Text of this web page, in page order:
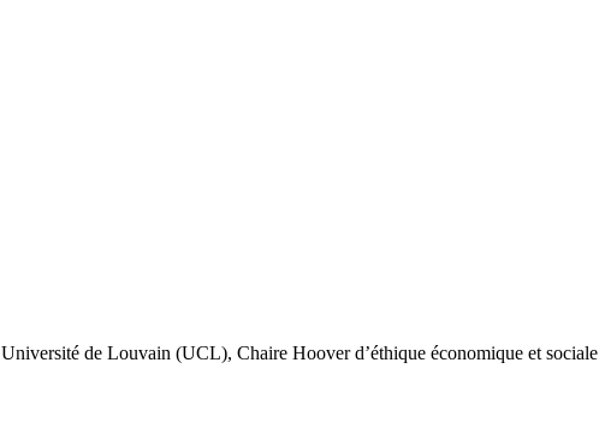
Université de Louvain (UCL), Chaire Hoover d’éthique économique et sociale